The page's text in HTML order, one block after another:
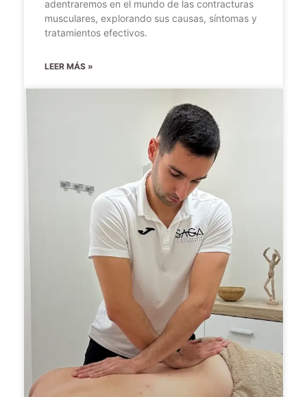
adentraremos en el mundo de las contracturas
musculares, explorando sus causas, síntomas y
tratamientos efectivos.
LEER MÁS »